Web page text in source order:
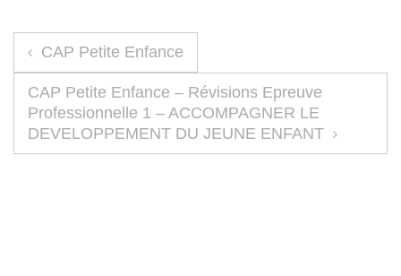
Navigation de l’article
CAP Petite Enfance
CAP Petite Enfance – Révisions Epreuve
Professionnelle 1 – ACCOMPAGNER LE
DEVELOPPEMENT DU JEUNE ENFANT